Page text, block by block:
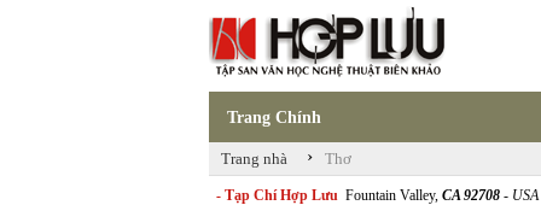
Trang Chính
Trang nhà › Thơ
- Tạp Chí Hợp Lưu Fountain Valley, CA 92708 - USA